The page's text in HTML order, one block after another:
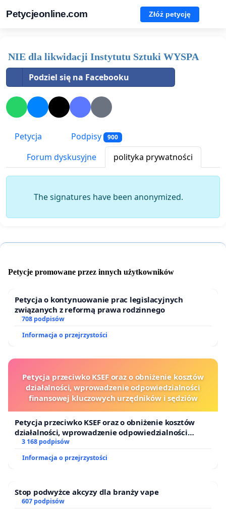
Petycjeonline.com Złóż petycję
NIE dla likwidacji Instytutu Sztuki WYSPA
Podziel się na Facebooku
Petycja Podpisy 900
Forum dyskusyjne polityka prywatności
The signatures have been anonymized.
Petycje promowane przez innych użytkowników
Petycja o kontynuowanie prac legislacyjnych
związanych z reformą prawa rodzinnego
708 podpisów
Informacja o przejrzystości
Petycja przeciwko KSEF oraz o obniżenie kosztów
działalności, wprowadzenie odpowiedzialności
finansowej kluczowych urzędników i sędziów
Petycja przeciwko KSEF oraz o obniżenie kosztów
działalności, wprowadzenie odpowiedzialności
finansowej kluczowych urzędników i sędziów
3 168 podpisów
Informacja o przejrzystości
Stop podwyżce akcyzy dla branży vape
607 podpisów